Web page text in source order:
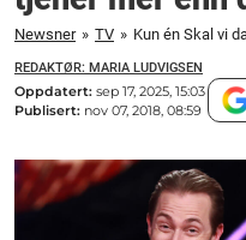
Newsner » TV » Kun én Skal vi
REDAKTØR: MARIA LUDVIGSEN
Oppdatert: sep 17, 2025, 15:03
Publisert: nov 07, 2018, 08:59